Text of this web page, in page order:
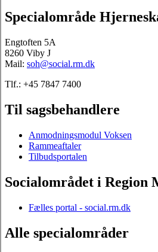
Specialområde
Engtoften 5A
8260 Viby J
Mail: soh@social.rm.dk
Tlf.: +45 7847 7400
Til sagsbehandlere
Anmodningsmodul Voksen
Rammeaftaler
Tilbudsportalen
Socialområdet i Region
Fælles portal - social.rm.dk
Alle specialområder